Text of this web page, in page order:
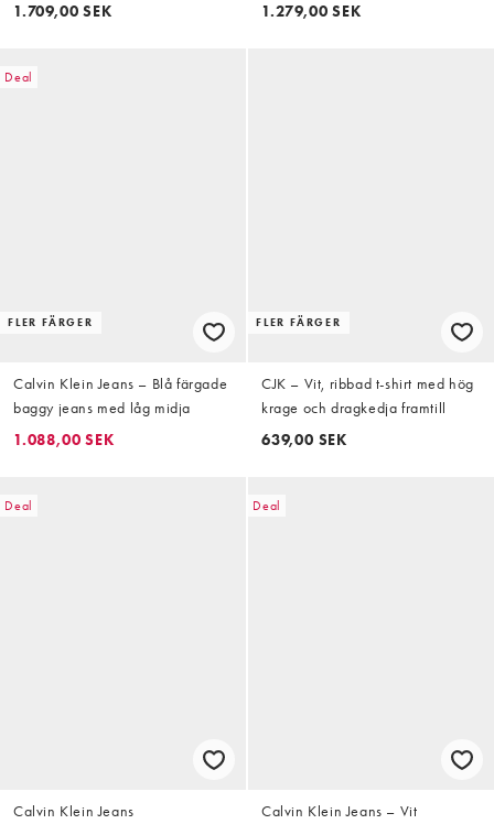
1.709,00 SEK
1.279,00 SEK
Deal
FLER FÄRGER
Calvin Klein Jeans – Blå färgade
baggy jeans med låg midja
1.088,00 SEK
FLER FÄRGER
CJK – Vit, ribbad t-shirt med hög
krage och dragkedja framtill
639,00 SEK
Deal
Calvin Klein Jeans
Deal
Calvin Klein Jeans – Vit